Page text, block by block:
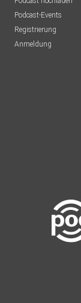
Podcast-Events
Registrierung
Anmeldung